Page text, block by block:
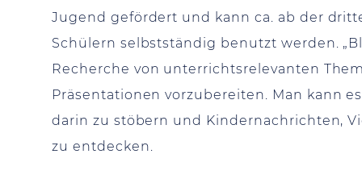
Jugend gefördert und kann ca. ab der
Schülern selbstständig benutzt werden.
Recherche von unterrichtsrelevanten
Präsentationen vorzubereiten. Man kann
darin zu stöbern und Kindernachrichten,
zu entdecken.